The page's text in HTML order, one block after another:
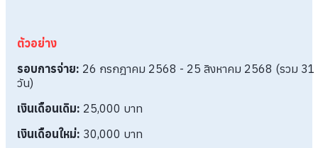
ตัวอย่าง
รอบการจ่าย: 26 กรกฎาคม 2568 - 25 สิงหาคม 2568 (รวม 31
วัน)
เงินเดือนเดิม: 25,000 บาท
เงินเดือนใหม่: 30,000 บาท